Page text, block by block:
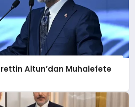
Altun’dan Muhalefete